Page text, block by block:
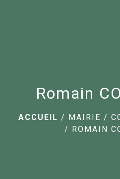
Romain
ACCUEIL / MAIRIE /
/ ROMAIN